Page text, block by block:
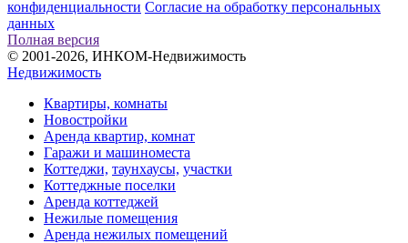
конфиденциальности Согласие на обработку персональных
данных
Полная версия
© 2001-2026, ИНКОМ-Недвижимость
Недвижимость
Квартиры, комнаты
Новостройки
Аренда квартир, комнат
Гаражи и машиноместа
Коттеджи, таунхаусы, участки
Коттеджные поселки
Аренда коттеджей
Нежилые помещения
Аренда нежилых помещений